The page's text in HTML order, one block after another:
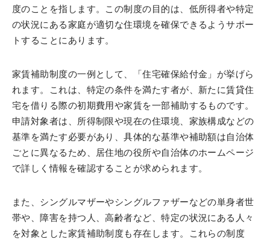
度のことを指します。この制度の目的は、低所得者や特定
の状況にある家庭が適切な住環境を確保できるようサポー
トすることにあります。
家賃補助制度の一例として、「住宅確保給付金」が挙げら
れます。これは、特定の条件を満たす者が、新たに賃貸住
宅を借りる際の初期費用や家賃を一部補助するものです。
申請対象者は、所得制限や現在の住環境、家族構成などの
基準を満たす必要があり、具体的な基準や補助額は自治体
ごとに異なるため、居住地の役所や自治体のホームページ
で詳しく情報を確認することが求められます。
また、シングルマザーやシングルファザーなどの単身者世
帯や、障害を持つ人、高齢者など、特定の状況にある人々
を対象とした家賃補助制度も存在します。これらの制度